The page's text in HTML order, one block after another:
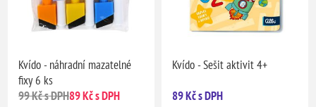
Kvído - náhradní mazatelné
fixy 6 ks
99 Kč s DPH89 Kč s DPH
Kvído - Sešit aktivit 4+
89 Kč s DPH